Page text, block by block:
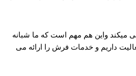
میکند واین هم مهم است که ما شبانه
داریم و خدمات فرش را ارائه می